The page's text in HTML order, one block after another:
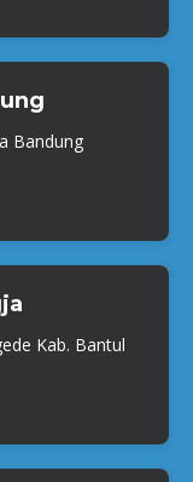
Bandung
Kab. Bantul